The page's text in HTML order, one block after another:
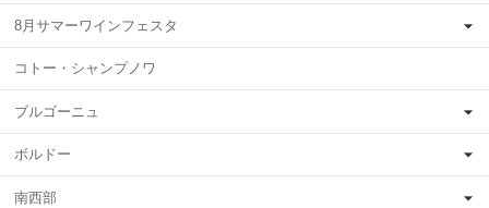
8月サマーワインフェスタ
コトー・シャンプノワ
ブルゴーニュ
ボルドー
南西部